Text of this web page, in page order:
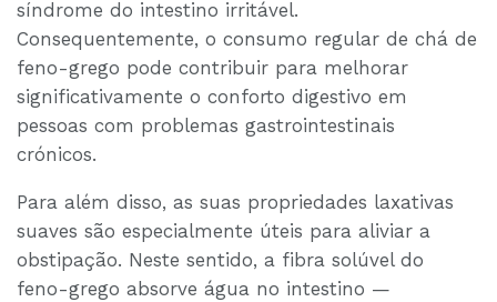
síndrome do intestino irritável.
Consequentemente, o consumo regular de chá de
feno-grego pode contribuir para melhorar
significativamente o conforto digestivo em
pessoas com problemas gastrointestinais
crónicos.
Para além disso, as suas propriedades laxativas
suaves são especialmente úteis para aliviar a
obstipação. Neste sentido, a fibra solúvel do
feno-grego absorve água no intestino —